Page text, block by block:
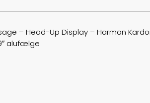
– Head-Up Display – Harman
alufælge